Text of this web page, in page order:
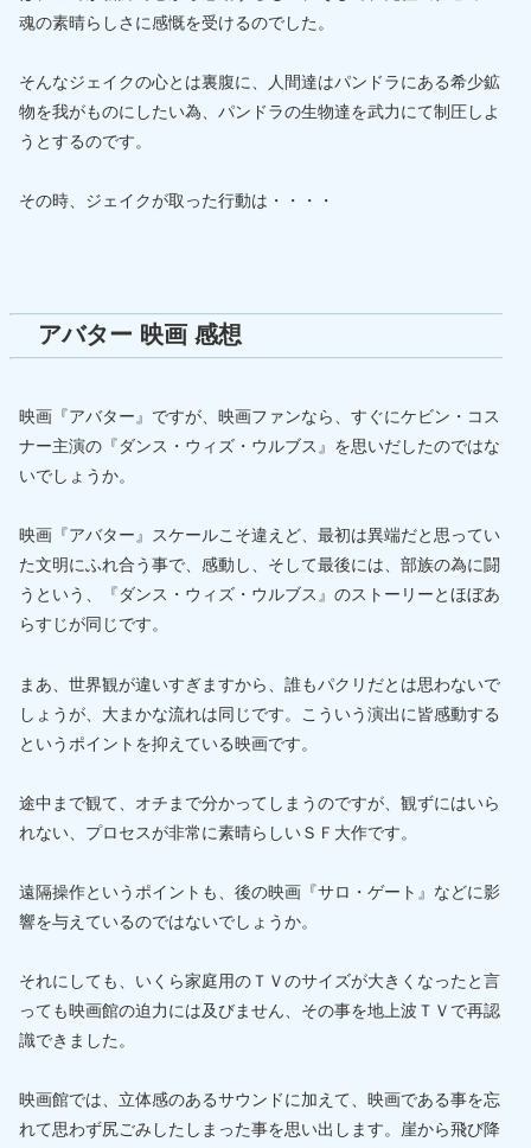
魂の素晴らしさに感慨を受けるのでした。
そんなジェイクの心とは裏腹に、人間達はパンドラにある希少鉱
物を我がものにしたい為、パンドラの生物達を武力にて制圧しよ
うとするのです。
その時、ジェイクが取った行動は・・・・
アバター 映画 感想
映画『アバター』ですが、映画ファンなら、すぐにケビン・コス
ナー主演の『ダンス・ウィズ・ウルブス』を思いだしたのではな
いでしょうか。
映画『アバター』スケールこそ違えど、最初は異端だと思ってい
た文明にふれ合う事で、感動し、そして最後には、部族の為に闘
うという、『ダンス・ウィズ・ウルブス』のストーリーとほぼあ
らすじが同じです。
まあ、世界観が違いすぎますから、誰もパクリだとは思わないで
しょうが、大まかな流れは同じです。こういう演出に皆感動する
というポイントを抑えている映画です。
途中まで観て、オチまで分かってしまうのですが、観ずにはいら
れない、プロセスが非常に素晴らしいＳＦ大作です。
遠隔操作というポイントも、後の映画『サロ・ゲート』などに影
響を与えているのではないでしょうか。
それにしても、いくら家庭用のＴＶのサイズが大きくなったと言
っても映画館の迫力には及びません、その事を地上波ＴＶで再認
識できました。
映画館では、立体感のあるサウンドに加えて、映画である事を忘
れて思わず尻ごみしたしまった事を思い出します。崖から飛び降